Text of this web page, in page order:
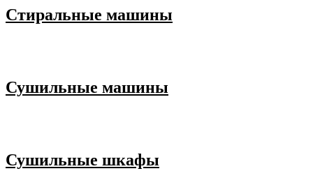
Стиральные машины
Сушильные машины
Сушильные шкафы